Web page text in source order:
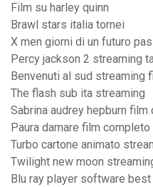
Film su harley quinn
Brawl stars italia tornei
X men giorni di un futuro
Percy jackson 2 streaming
Benvenuti al sud streaming
The flash sub ita streaming
Sabrina audrey hepburn
Paura damare film completo
Turbo cartone animato
Twilight new moon
Blu ray player software best